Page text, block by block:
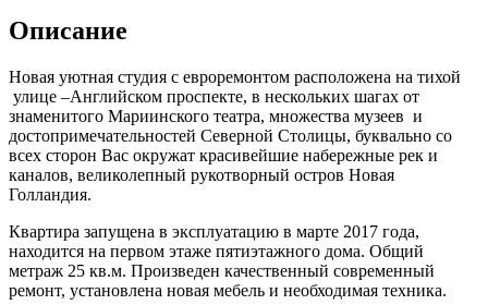
Описание
Новая уютная студия с евроремонтом расположена на тихой
улице –Английском проспекте, в нескольких шагах от
знаменитого Мариинского театра, множества музеев и
достопримечательностей Северной Столицы, буквально со
всех сторон Вас окружат красивейшие набережные рек и
каналов, великолепный рукотворный остров Новая
Голландия.
Квартира запущена в эксплуатацию в марте 2017 года,
находится на первом этаже пятиэтажного дома. Общий
метраж 25 кв.м. Произведен качественный современный
ремонт, установлена новая мебель и необходимая техника.